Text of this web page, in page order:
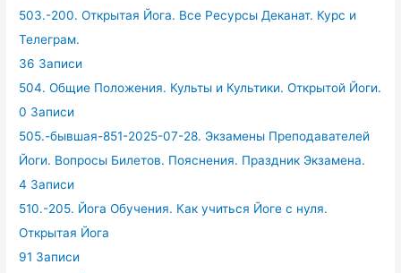
503.-200. Открытая Йога. Все Ресурсы Деканат. Курс и
Телеграм.
36 Записи
504. Общие Положения. Культы и Культики. Открытой Йоги.
0 Записи
505.-бывшая-851-2025-07-28. Экзамены Преподавателей
Йоги. Вопросы Билетов. Пояснения. Праздник Экзамена.
4 Записи
510.-205. Йога Обучения. Как учиться Йоге с нуля.
Открытая Йога
91 Записи